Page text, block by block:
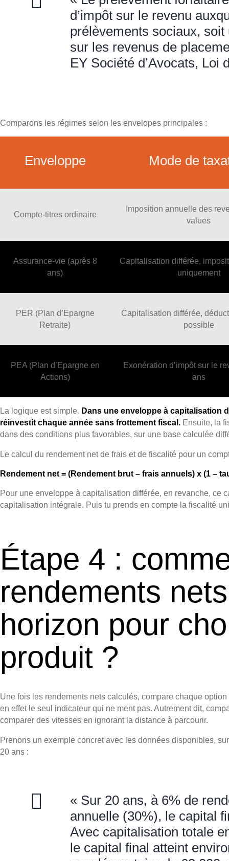
d’impôt sur le revenu
prélèvements sociaux,
sur les revenus de
EY Société d’Avocats, Loi
Comparons les régimes selon les envelopes principales :
Enveloppe Mode de
Compte-titres ordinaire
Imposition annuelle des
values
Assurance-vie (après 8
ans)
Capitalisation différée,
uniquement
PER (Plan d’Epargne
Retraite)
Capitalisation différée,
possible
PEA (Plan d’Epargne en
Actions)
Exonération d’impôt sur le
ans
La logique est simple. Dans une enveloppe à capitalisation
réinvestit chaque année sans frottement fiscal. Ensuite, la
dans des conditions plus favorables, sur une base calculée
Le calcul du rendement net de frais et de fiscalité pour un
Rendement net = (Rendement brut – frais annuels) x (1 –
Pour une enveloppe à capitalisation différée, en revanche, ce
capitalisation intégrale. Puis tu prends en compte la fiscalité
Étape 4 :
rendements
horizon pour
produit ?
Une fois les rendements nets calculés, compare chaque
en effet le seul indicateur qui ne ment pas. Autrement dit,
comparer des vitesses en ignorant la distance à parcourir.
Prenons un exemple concret avec les données disponibles,
20 ans :
« Sur 20 ans, à 6% de
annuelle (30%), le capital
Avec capitalisation totale
le capital final atteint